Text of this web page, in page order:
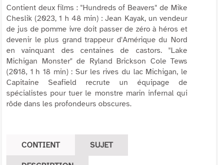
Contient deux films : "Hundreds of Beavers" de Mike
Cheslik (2023, 1 h 48 min) : Jean Kayak, un vendeur
de jus de pomme ivre doit passer de zéro à héros et
devenir le plus grand trappeur d'Amérique du Nord
en vainquant des centaines de castors. "Lake
Michigan Monster" de Ryland Brickson Cole Tews
(2018, 1 h 18 min) : Sur les rives du lac Michigan, le
Capitaine Seafield recrute un équipage de
spécialistes pour tuer le monstre marin infernal qui
rôde dans les profondeurs obscures.
CONTIENT SUJET